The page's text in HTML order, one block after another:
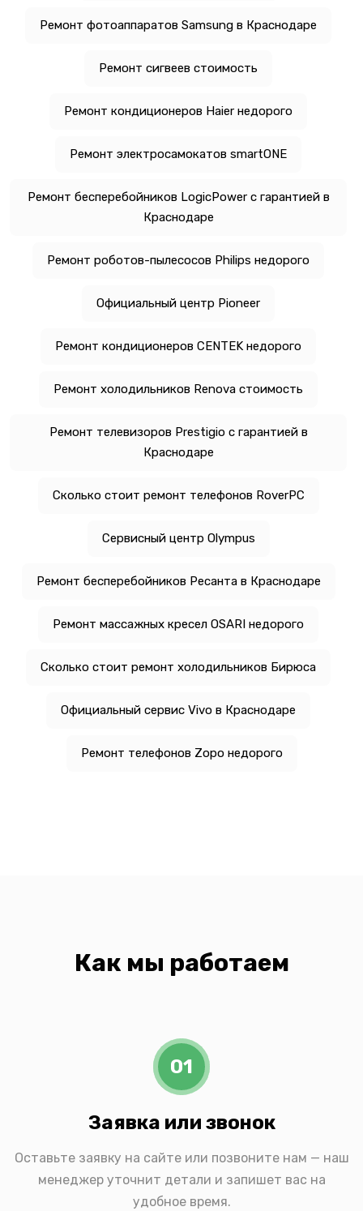
Ремонт фотоаппаратов Samsung в Краснодаре
Ремонт сигвеев стоимость
Ремонт кондиционеров Haier недорого
Ремонт электросамокатов smartONE
Ремонт бесперебойников LogicPower с гарантией в
Краснодаре
Ремонт роботов-пылесосов Philips недорого
Официальный центр Pioneer
Ремонт кондиционеров CENTEK недорого
Ремонт холодильников Renova стоимость
Ремонт телевизоров Prestigio с гарантией в
Краснодаре
Сколько стоит ремонт телефонов RoverPC
Сервисный центр Olympus
Ремонт бесперебойников Ресанта в Краснодаре
Ремонт массажных кресел OSARI недорого
Сколько стоит ремонт холодильников Бирюса
Официальный сервис Vivo в Краснодаре
Ремонт телефонов Zopo недорого
Как мы работаем
01
Заявка или звонок
Оставьте заявку на сайте или позвоните нам — наш
менеджер уточнит детали и запишет вас на
удобное время.